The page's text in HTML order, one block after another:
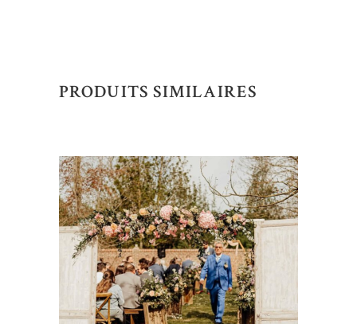
PRODUITS SIMILAIRES
AJOUTER AU DEVIS